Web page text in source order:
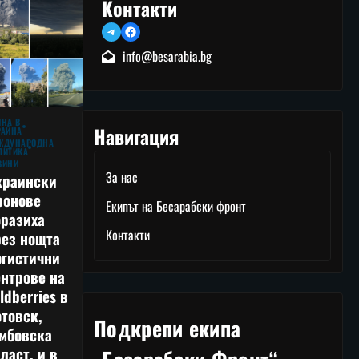
В
нощта
на
в
и в
Контакти
TelegramFacebook
info@besarabia.bg
Навигация
За нас
Екипът на Бесарабски фронт
Контакти
Подкрепи екипа